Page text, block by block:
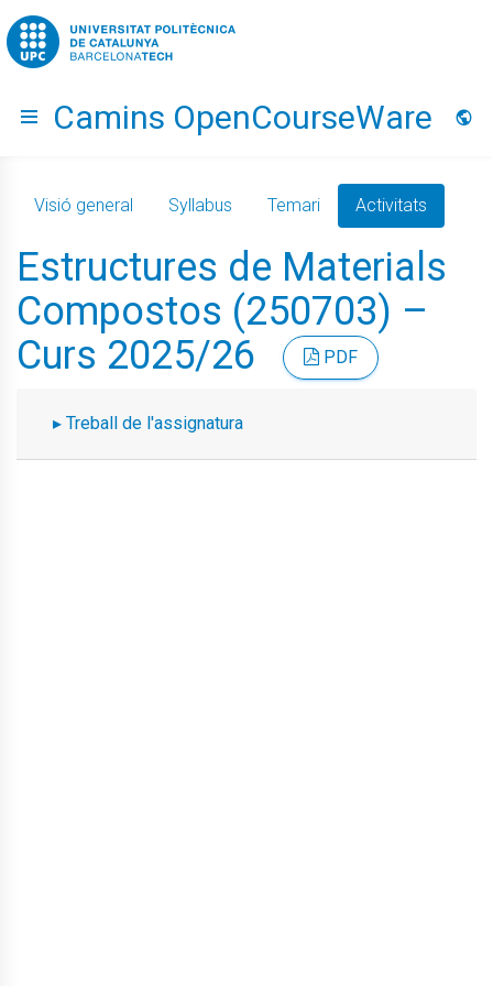
Go to upc.edu
Hide menu
Camins OpenCourseWare
Visió general Syllabus Temari Activitats
Estructures de Materials
Compostos (250703) –
Curs 2025/26
PDF
Treball de l'assignatura